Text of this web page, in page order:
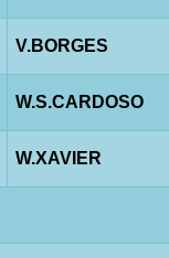
V.BORGES
W.S.CARDOSO
W.XAVIER